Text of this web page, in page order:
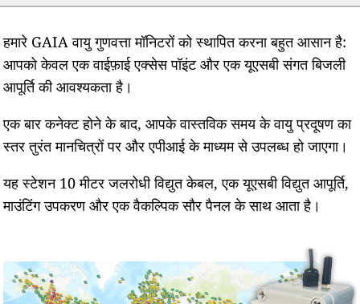
हमारे GAIA वायु गुणवत्ता मॉनिटरों को स्थापित करना बहुत आसान है:
आपको केवल एक वाईफ़ाई एक्सेस पॉइंट और एक यूएसबी संगत बिजली
आपूर्ति की आवश्यकता है।
एक बार कनेक्ट होने के बाद, आपके वास्तविक समय के वायु प्रदूषण का
स्तर तुरंत मानचित्रों पर और एपीआई के माध्यम से उपलब्ध हो जाएगा।
यह स्टेशन 10 मीटर जलरोधी विद्युत केबल, एक यूएसबी विद्युत आपूर्ति,
माउंटिंग उपकरण और एक वैकल्पिक सौर पैनल के साथ आता है।